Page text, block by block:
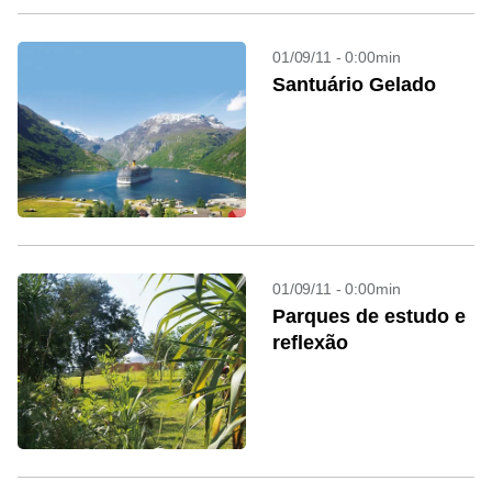
01/09/11 - 0:00min
Santuário Gelado
01/09/11 - 0:00min
Parques de estudo e
reflexão